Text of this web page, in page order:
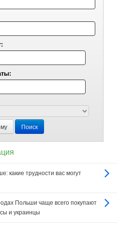
Поиск
какие трудности вас могут
Польши чаще всего покупают
и украинцы